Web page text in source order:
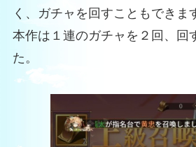
く、ガチャを回すこともできま
本作は１連のガチャを２回、回
た。